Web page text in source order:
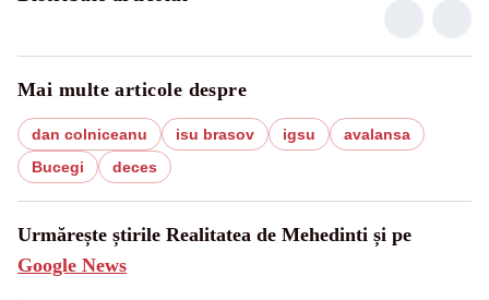
Mai multe articole despre
dan colniceanu isu brasov igsu
avalansa
Bucegi
deces
Urmărește știrile Realitatea de Mehedinti și pe
Google News